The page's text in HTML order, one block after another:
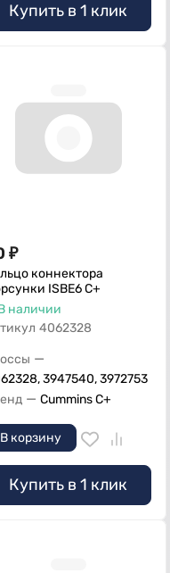
Купить в 1 клик
₽
коннектора
ISBE6 С+
наличии
4062328
—
3947540, 3972753
— Cummins C+
В корзину
Купить в 1 клик